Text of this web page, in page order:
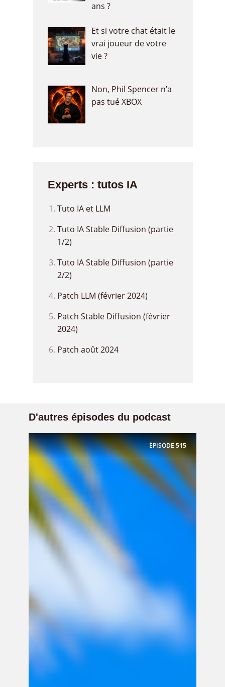
ans ?
Et si votre chat était le
vrai joueur de votre
vie ?
Non, Phil Spencer n’a
pas tué XBOX
Experts : tutos IA
Tuto IA et LLM
Tuto IA Stable Diffusion (partie
1/2)
Tuto IA Stable Diffusion (partie
2/2)
Patch LLM (février 2024)
Patch Stable Diffusion (février
2024)
Patch août 2024
D'autres épisodes du podcast
ÉPISODE 515